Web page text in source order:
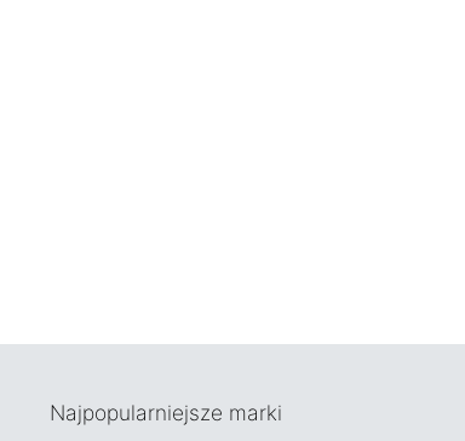
Najpopularniejsze marki